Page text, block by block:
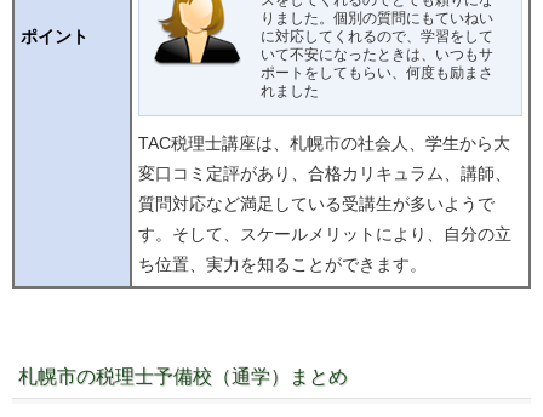
ポイント
りました。個別の質問にもていねい
に対応してくれるので、学習をして
いて不安になったときは、いつもサ
ポートをしてもらい、何度も励まさ
れました
TAC税理士講座は、札幌市の社会人、学生から大
変口コミ定評があり、合格カリキュラム、講師、
質問対応など満足している受講生が多いようで
す。そして、スケールメリットにより、自分の立
ち位置、実力を知ることができます。
札幌市の税理士予備校（通学）まとめ